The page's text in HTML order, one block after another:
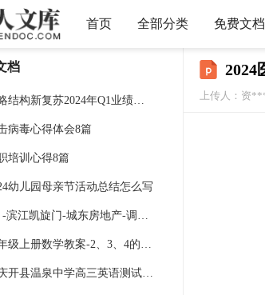
首页 全部分类 免费文档
2024
上传人：资
档
策略结构新复苏2024年Q1业绩深度解读
病毒心得体会8篇
培训心得8篇
幼儿园母亲节活动总结怎么写
5月-滨江凯旋门-城东房地产-调研报告
二年级上册数学教案-2、3、4的乘法口诀-人教新课标
重庆开县温泉中学高三英语测试题含解析